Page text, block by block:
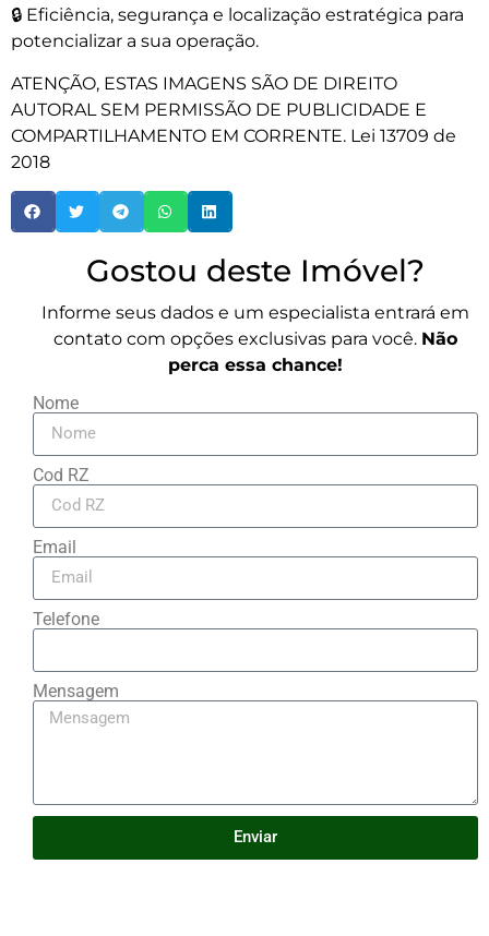
🔒 Eficiência, segurança e localização estratégica para
potencializar a sua operação.
ATENÇÃO, ESTAS IMAGENS SÃO DE DIREITO
AUTORAL SEM PERMISSÃO DE PUBLICIDADE E
COMPARTILHAMENTO EM CORRENTE. Lei 13709 de
2018
Gostou deste Imóvel?
Informe seus dados e um especialista entrará em
contato com opções exclusivas para você. Não
perca essa chance!
Nome
Cod RZ
Email
Telefone
Mensagem
Enviar